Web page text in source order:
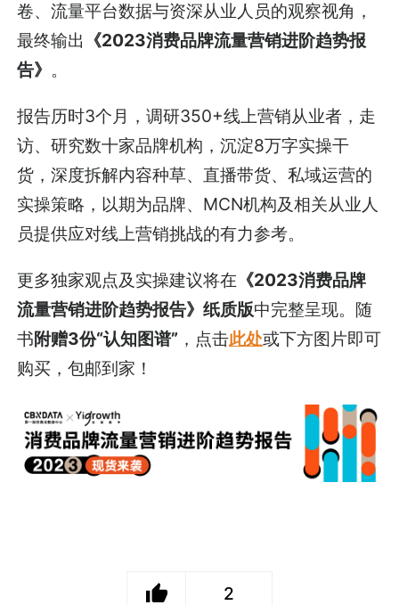
卷、流量平台数据与资深从业人员的观察视角，
最终输出 《2023消费品牌流量营销进阶趋势报
告》 。
报告历时3个月，调研350+线上营销从业者，走
访、研究数十家品牌机构，沉淀8万字实操干
货，深度拆解内容种草、直播带货、私域运营的
实操策略，以期为品牌、MCN机构及相关从业人
员提供应对线上营销挑战的有力参考。
更多独家观点及实操建议将在 《2023消费品牌
流量营销进阶趋势报告》纸质版中完整呈现。随
书附赠3份“认知图谱” ，点击此处或下方图片即可
购买，包邮到家！
2